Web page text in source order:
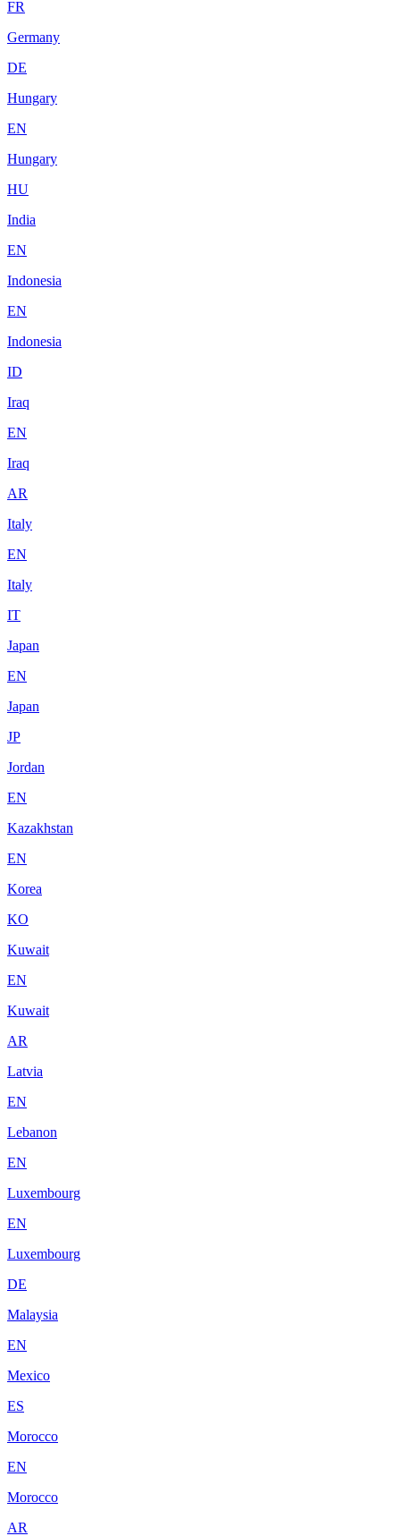
FR
Germany
DE
Hungary
EN
Hungary
HU
India
EN
Indonesia
EN
Indonesia
ID
Iraq
EN
Iraq
AR
Italy
EN
Italy
IT
Japan
EN
Japan
JP
Jordan
EN
Kazakhstan
EN
Korea
KO
Kuwait
EN
Kuwait
AR
Latvia
EN
Lebanon
EN
Luxembourg
EN
Luxembourg
DE
Malaysia
EN
Mexico
ES
Morocco
EN
Morocco
AR